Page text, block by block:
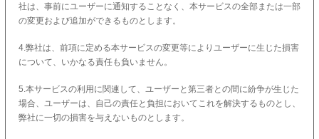
社は、事前にユーザーに通知することなく、本サービスの全部または一部
の変更および追加ができるものとします。
4.弊社は、前項に定める本サービスの変更等によりユーザーに生じた損害
について、いかなる責任も負いません。
5.本サービスの利用に関連して、ユーザーと第三者との間に紛争が生じた
場合、ユーザーは、自己の責任と負担においてこれを解決するものとし、
弊社に一切の損害を与えないものとします。